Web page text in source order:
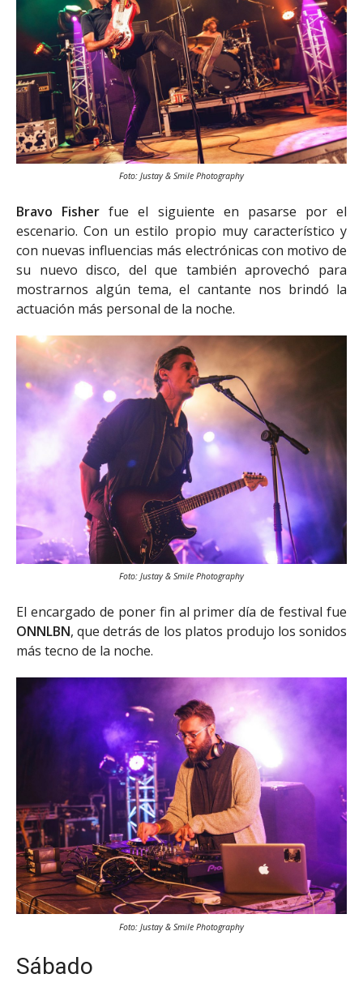
Foto: Justay & Smile Photography
Bravo Fisher fue el siguiente en pasarse por el
escenario. Con un estilo propio muy característico y
con nuevas influencias más electrónicas con motivo de
su nuevo disco, del que también aprovechó para
mostrarnos algún tema, el cantante nos brindó la
actuación más personal de la noche.
Foto: Justay & Smile Photography
El encargado de poner fin al primer día de festival fue
ONNLBN, que detrás de los platos produjo los sonidos
más tecno de la noche.
Foto: Justay & Smile Photography
Sábado